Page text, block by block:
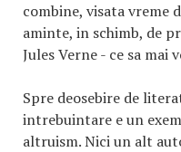
combine, visata vreme
aminte, in schimb, de
Jules Verne - ce sa mai
Spre deosebire de
intrebuintare e un
altruism. Nici un alt